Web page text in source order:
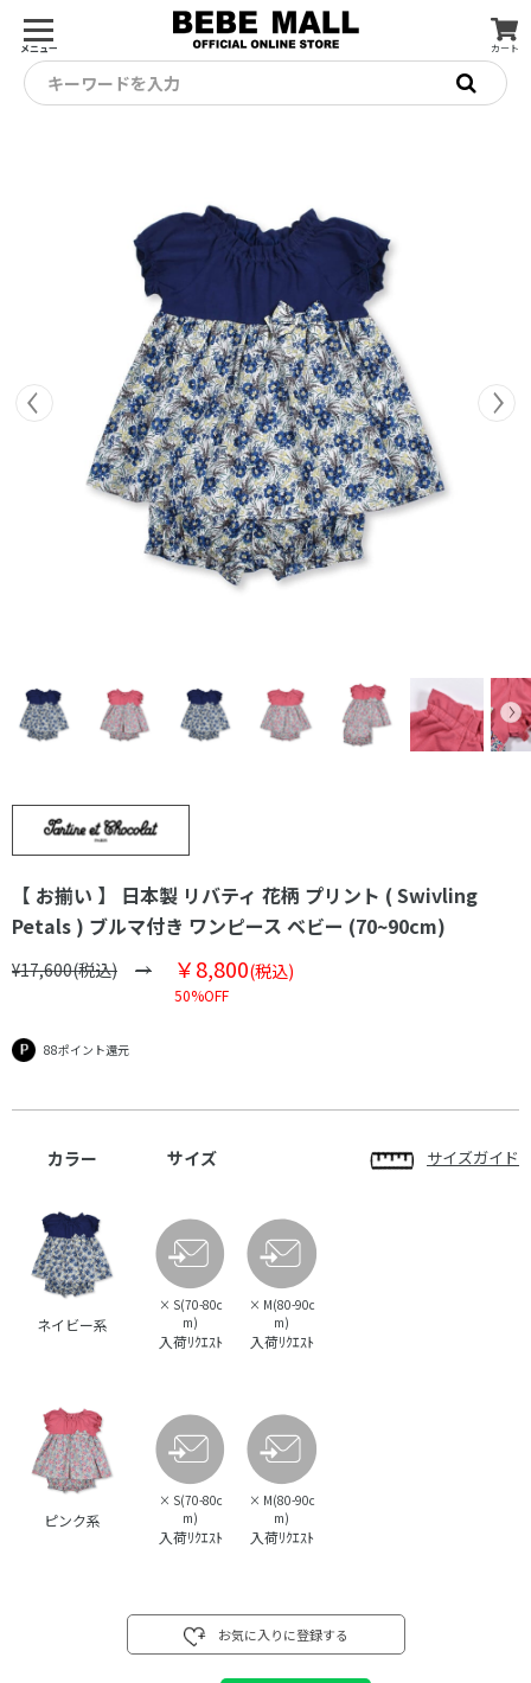
メニュー カート
キーワードを入力
【 お揃い 】 日本製 リバティ 花柄 プリント ( Swivling
Petals ) ブルマ付き ワンピース ベビー (70~90cm)
¥17,600(税込) ￥8,800(税込)
50%OFF
88ポイント還元
カラー サイズ サイズガイド
ネイビー系
× S(70-80c
m)
入荷ﾘｸｴｽﾄ
× M(80-90c
m)
入荷ﾘｸｴｽﾄ
ピンク系
× S(70-80c
m)
入荷ﾘｸｴｽﾄ
× M(80-90c
m)
入荷ﾘｸｴｽﾄ
お気に入りに登録する